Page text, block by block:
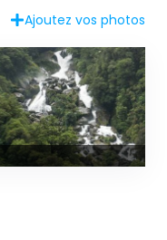
Ajoutez vos photos